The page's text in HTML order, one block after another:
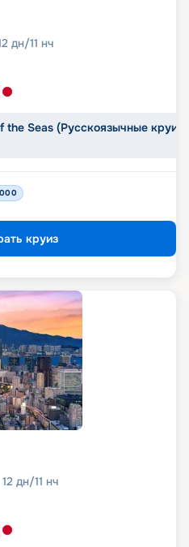
дн/11 нч
the Seas (Русскоязычные
круиз
12 дн/11 нч